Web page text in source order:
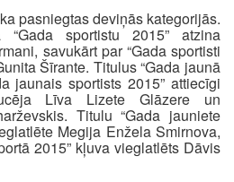
pasniegtas deviņās kategorijās.
sportistu 2015” atzina
savukārt par “Gada sportisti
Šīrante. Titulus “Gada jaunā
jaunais sportists 2015” attiecīgi
Līva Lizete Glāzere un
Titulu “Gada jauniete
Megija Enžela Smirnova,
2015” kļuva vieglatlēts Dāvis